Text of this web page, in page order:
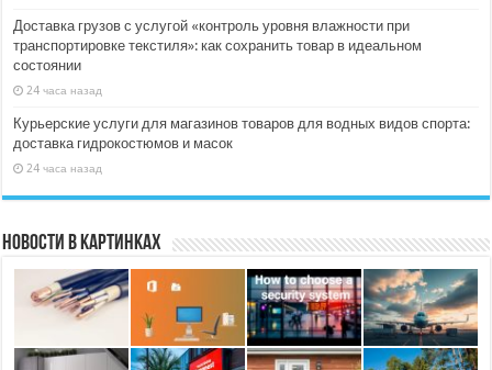
Доставка грузов с услугой «контроль уровня влажности при
транспортировке текстиля»: как сохранить товар в идеальном
состоянии
24 часа назад
Курьерские услуги для магазинов товаров для водных видов спорта:
доставка гидрокостюмов и масок
24 часа назад
Новости в картинках